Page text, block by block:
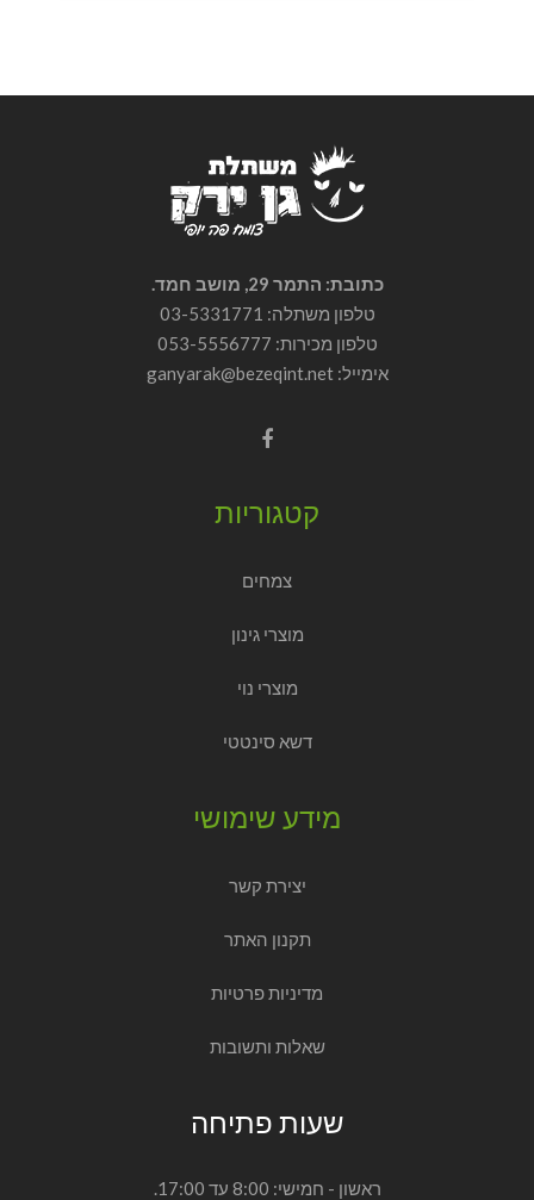
כתובת: התמר 29, מושב חמד.
טלפון משתלה: 03-5331771
טלפון מכירות: 053-5556777
אימייל: ganyarak@bezeqint.net
קטגוריות
צמחים
מוצרי גינון
מוצרי נוי
דשא סינטטי
מידע שימושי
יצירת קשר
תקנון האתר
מדיניות פרטיות
שאלות ותשובות
שעות פתיחה
ראשון - חמישי: 8:00 עד 17:00.